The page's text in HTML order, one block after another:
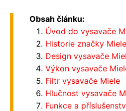
Obsah článku:
Úvod do vysavače
Historie značky Miele
Design vysavače
Výkon vysavače
Filtr vysavače Miele
Hlučnost vysavače
Funkce a